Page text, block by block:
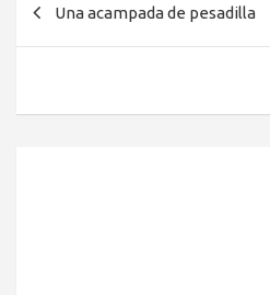
Una acampada de pesadilla